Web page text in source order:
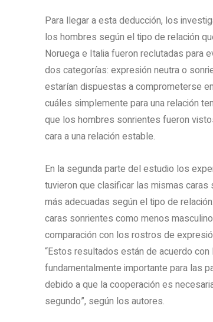
Para llegar a esta deducción, los
los hombres según el tipo de relación
Noruega e Italia fueron reclutadas para
dos categorías: expresión neutra o
estarían dispuestas a comprometerse
cuáles simplemente para una relación
que los hombres sonrientes fueron
cara a una relación estable.
En la segunda parte del estudio los
tuvieron que clasificar las mismas
más adecuadas según el tipo de
caras sonrientes como menos
comparación con los rostros de
“Estos resultados están de acuerdo con
fundamentalmente importante para las
debido a que la cooperación es
segundo”, según los autores.